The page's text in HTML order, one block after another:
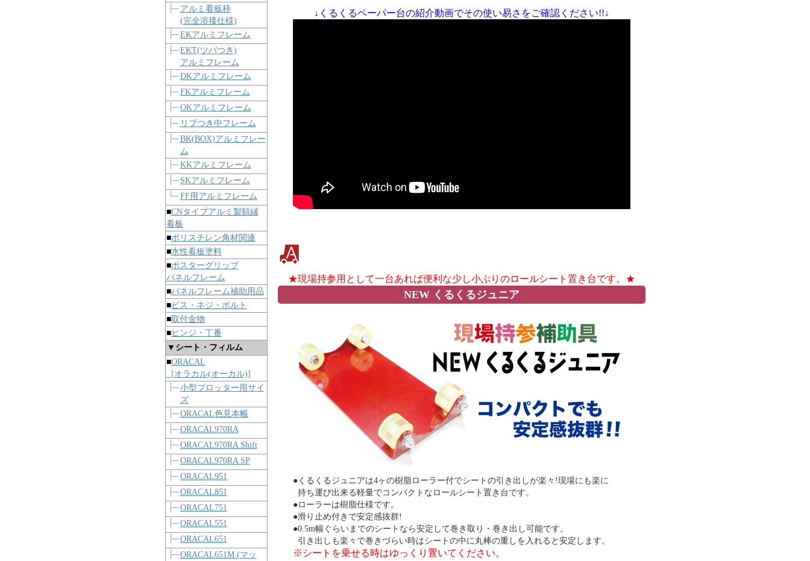
アルミ看板枠
(完全溶接仕様)
EKアルミフレーム
EKT(ツバつき)
アルミフレーム
DKアルミフレーム
FKアルミフレーム
OKアルミフレーム
リブつき中フレーム
BK(BOX)アルミフレー
ム
KKアルミフレーム
SKアルミフレーム
FF用アルミフレーム
■CNタイプアルミ製額縁
看板
■ポリスチレン角材関連
■水性看板塗料
■ポスターグリップ
パネルフレーム
■パネルフレーム補助用品
■ビス・ネジ・ボルト
■取付金物
■ヒンジ・丁番
▼シート・フィルム
■ORACAL
[オラカル(オーカル)]
小型プロッター用サイ
ズ
ORACAL色見本帳
ORACAL970RA
ORACAL970RA Shift
ORACAL970RA SP
ORACAL951
ORACAL851
ORACAL751
ORACAL551
ORACAL651
ORACAL651M (マッ
↓くるくるペーパー台の紹介動画でその使い易さをご確認ください!!↓
★現場持参用として一台あれば便利な少し小ぶりのロールシート置き台です。★
NEW くるくるジュニア
●くるくるジュニアは4ヶの樹脂ローラー付でシートの引き出しが楽々!現場にも楽に
持ち運び出来る軽量でコンパクトなロールシート置き台です。
●ローラーは樹脂仕様です。
●滑り止め付きで安定感抜群!
●0.5m幅ぐらいまでのシートなら安定して巻き取り・巻き出し可能です。
引き出しも楽々で巻きづらい時はシートの中に丸棒の重しを入れると安定します。
※シートを乗せる時はゆっくり置いてください。